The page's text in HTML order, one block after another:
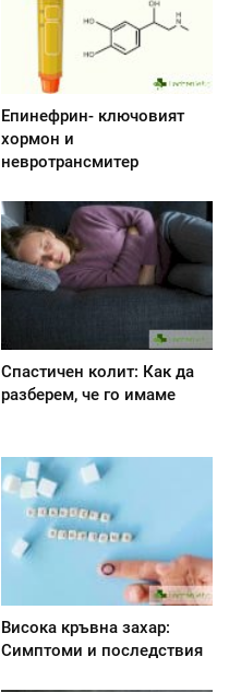
Епинефрин- ключовият
хормон и
невротрансмитер
Спастичен колит: Как да
разберем, че го имаме
Висока кръвна захар:
Симптоми и последствия